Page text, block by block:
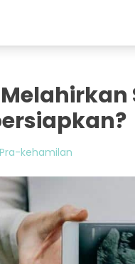
Pra-kehamilan